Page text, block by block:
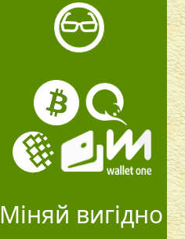
Міняй вигідно